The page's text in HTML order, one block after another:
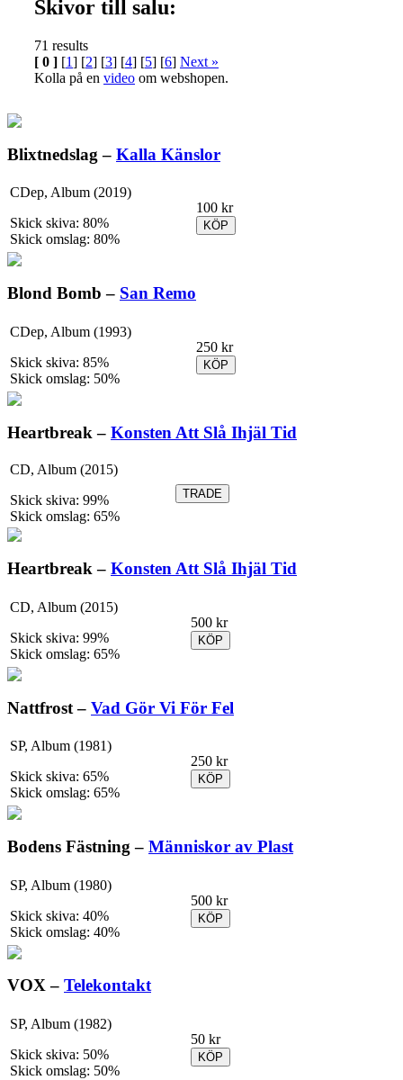
Skivor till salu:
71 results
[ 0 ] [1] [2] [3] [4] [5] [6] Next »
Kolla på en video om webshopen.
Blixtnedslag – Kalla Känslor
CDep, Album (2019)
Skick skiva: 80%
Skick omslag: 80%
100 kr
KÖP
Blond Bomb – San Remo
CDep, Album (1993)
Skick skiva: 85%
Skick omslag: 50%
250 kr
KÖP
Heartbreak – Konsten Att Slå Ihjäl Tid
CD, Album (2015)
Skick skiva: 99%
Skick omslag: 65%
TRADE
Heartbreak – Konsten Att Slå Ihjäl Tid
CD, Album (2015)
Skick skiva: 99%
Skick omslag: 65%
500 kr
KÖP
Nattfrost – Vad Gör Vi För Fel
SP, Album (1981)
Skick skiva: 65%
Skick omslag: 65%
250 kr
KÖP
Bodens Fästning – Människor av Plast
SP, Album (1980)
Skick skiva: 40%
Skick omslag: 40%
500 kr
KÖP
VOX – Telekontakt
SP, Album (1982)
Skick skiva: 50%
Skick omslag: 50%
50 kr
KÖP